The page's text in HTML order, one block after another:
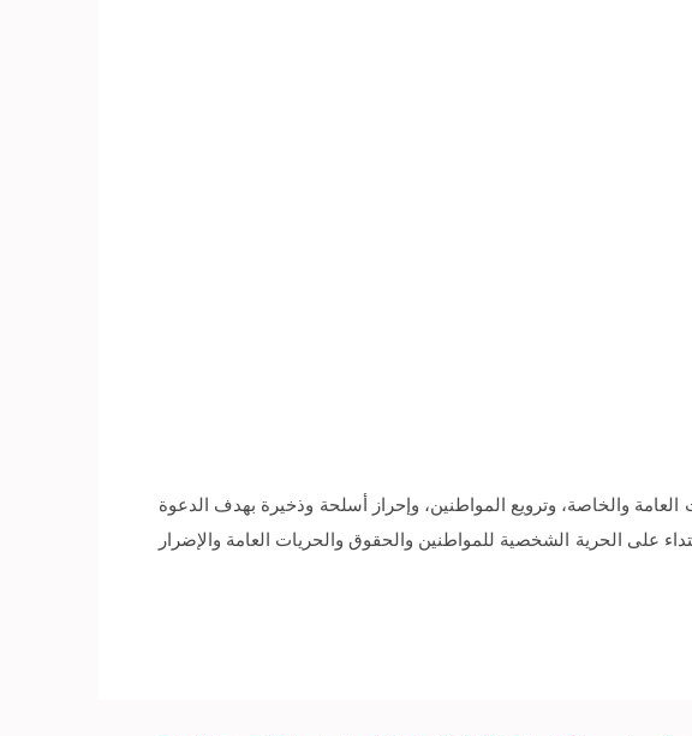
والخاصة، وترويع المواطنين، وإحراز أسلحة وذخيرة بهدف الدعوة
على الحرية الشخصية للمواطنين والحقوق والحريات العامة والإضرار